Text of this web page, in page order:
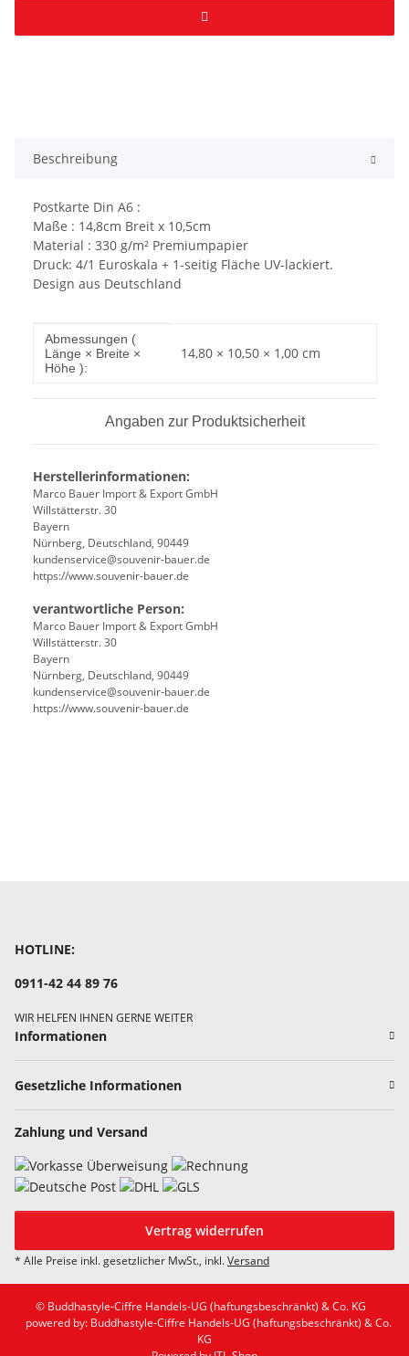
Beschreibung
Postkarte Din A6 :
Maße : 14,8cm Breit x 10,5cm
Material : 330 g/m² Premiumpapier
Druck: 4/1 Euroskala + 1-seitig Fläche UV-lackiert.
Design aus Deutschland
Produkteigenschaft
Wert
Abmessungen (
Länge × Breite ×
Höhe ):
14,80 × 10,50 × 1,00 cm
Angaben zur Produktsicherheit
Herstellerinformationen:
Marco Bauer Import & Export GmbH
Willstätterstr. 30
Bayern
Nürnberg, Deutschland, 90449
kundenservice@souvenir-bauer.de
https://www.souvenir-bauer.de
verantwortliche Person:
Marco Bauer Import & Export GmbH
Willstätterstr. 30
Bayern
Nürnberg, Deutschland, 90449
kundenservice@souvenir-bauer.de
https://www.souvenir-bauer.de
HOTLINE:
0911-42 44 89 76
WIR HELFEN IHNEN GERNE WEITER
Informationen
Gesetzliche Informationen
Zahlung und Versand
Vertrag widerrufen
* Alle Preise inkl. gesetzlicher MwSt., inkl.Versand
© Buddhastyle-Ciffre Handels-UG (haftungsbeschränkt) & Co. KG
powered by: Buddhastyle-Ciffre Handels-UG (haftungsbeschränkt) & Co.
KG